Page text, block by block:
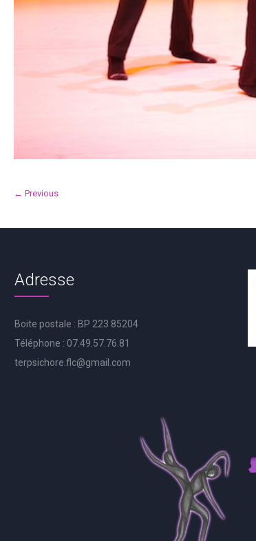
← Previous
Adresse
Boite postale : BP 223 85204
Téléphone : 07.49.57.76.81
terpsichore.flc@gmail.com